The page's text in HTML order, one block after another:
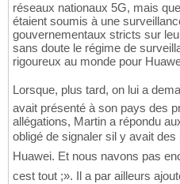
réseaux nationaux 5G, mais
étaient soumis à une
gouvernementaux stricts sur
sans doute le régime de
rigoureux au monde pour
Lorsque, plus tard, on lui a
avait présenté à son pays des
allégations, Martin a répondu
obligé de signaler sil y avait
Huawei. Et nous navons pas
cest tout ;». Il a par ailleurs